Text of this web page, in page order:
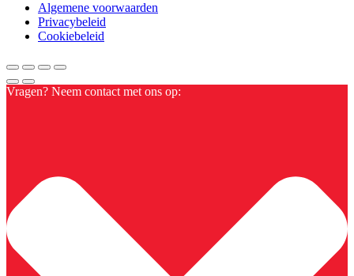
Algemene voorwaarden
Privacybeleid
Cookiebeleid
Vragen? Neem contact met ons op: